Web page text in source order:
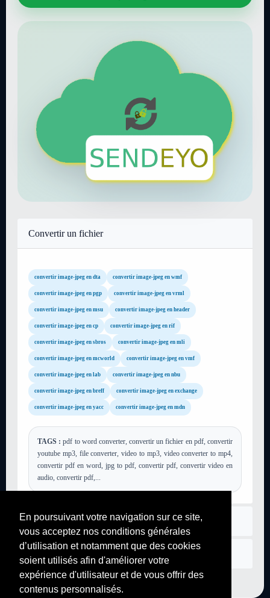
En poursuivant votre navigation sur ce site,
vous acceptez nos conditions générales
d’utilisation et notamment que des cookies
soient utilisés afin d'améliorer votre
expérience d'utilisateur et de vous offrir des
contenus personnalisés.
Convertir un fichier
convertir image-jpeg en dta convertir image-jpeg en wmf
convertir image-jpeg en pgp convertir image-jpeg en vrml
convertir image-jpeg en msu convertir image-jpeg en header
convertir image-jpeg en cp convertir image-jpeg en rif
convertir image-jpeg en sbros convertir image-jpeg en mli
convertir image-jpeg en mcworld convertir image-jpeg en vmf
convertir image-jpeg en lab convertir image-jpeg en nbu
convertir image-jpeg en breff convertir image-jpeg en exchange
convertir image-jpeg en yacc convertir image-jpeg en mdn
TAGS : pdf to word converter, convertir un fichier en pdf, convertir
youtube mp3, file converter, video to mp3, video converter to mp4,
convertir pdf en word, jpg to pdf, convertir pdf, convertir video en
audio, convertir pdf,...
Règlement
Nous contacter